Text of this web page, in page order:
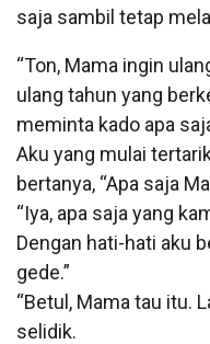
saja sambil tetap
“Ton, Mama ingin
ulang tahun yang
meminta kado apa
Aku yang mulai
bertanya, “Apa saja
“Iya, apa saja yang
Dengan hati-hati aku
gede.”
“Betul, Mama tau itu.
selidik.